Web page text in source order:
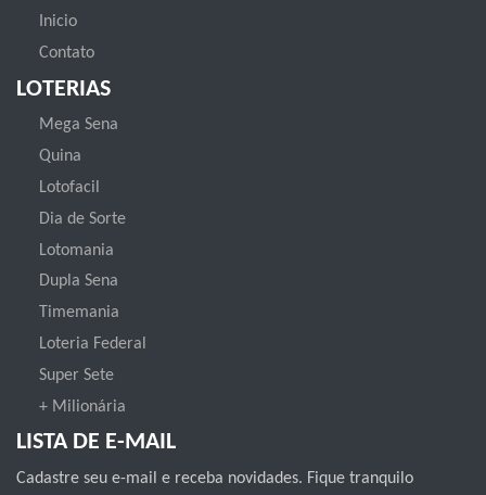
Inicio
Contato
LOTERIAS
Mega Sena
Quina
Lotofacil
Dia de Sorte
Lotomania
Dupla Sena
Timemania
Loteria Federal
Super Sete
+ Milionária
LISTA DE E-MAIL
Cadastre seu e-mail e receba novidades. Fique tranquilo